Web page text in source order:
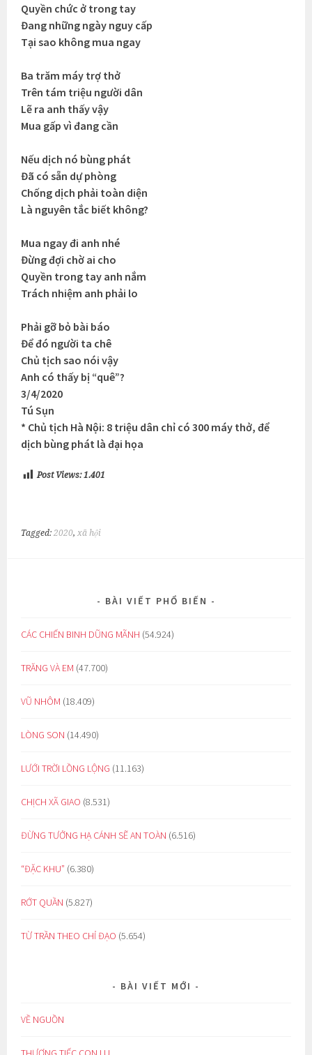
Quyền chức ở trong tay
Đang những ngày nguy cấp
Tại sao không mua ngay
Ba trăm máy trợ thở
Trên tám triệu người dân
Lẽ ra anh thấy vậy
Mua gấp vì đang cần
Nếu dịch nó bùng phát
Đã có sẵn dự phòng
Chống dịch phải toàn diện
Là nguyên tắc biết không?
Mua ngay đi anh nhé
Đừng đợi chờ ai cho
Quyền trong tay anh nắm
Trách nhiệm anh phải lo
Phải gỡ bỏ bài báo
Để đó người ta chê
Chủ tịch sao nói vậy
Anh có thấy bị “quê”?
3/4/2020
Tú Sụn
* Chủ tịch Hà Nội: 8 triệu dân chỉ có 300 máy thở, để
dịch bùng phát là đại họa
Post Views: 1.401
Tagged:2020,xã hội
BÀI VIẾT PHỔ BIẾN
CÁC CHIẾN BINH DŨNG MÃNH (54.924)
TRĂNG VÀ EM (47.700)
VŨ NHÔM (18.409)
LÒNG SON (14.490)
LƯỚI TRỜI LỒNG LỘNG (11.163)
CHỊCH XÃ GIAO (8.531)
ĐỪNG TƯỞNG HẠ CÁNH SẼ AN TOÀN (6.516)
“ĐẶC KHU” (6.380)
RỚT QUẦN (5.827)
TỪ TRẦN THEO CHỈ ĐẠO (5.654)
BÀI VIẾT MỚI
VỀ NGUỒN